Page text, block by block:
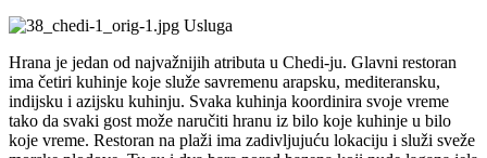
Usluga
Hrana je jedan od najvažnijih atributa u Chedi-ju. Glavni restoran
ima četiri kuhinje koje služe savremenu arapsku, mediteransku,
indijsku i azijsku kuhinju. Svaka kuhinja koordinira svoje vreme
tako da svaki gost može naručiti hranu iz bilo koje kuhinje u bilo
koje vreme. Restoran na plaži ima zadivljujuću lokaciju i služi sveže